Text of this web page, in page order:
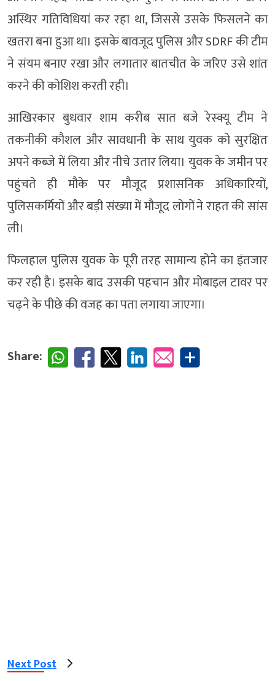
अस्थिर गतिविधियां कर रहा था, जिससे उसके फिसलने का
खतरा बना हुआ था। इसके बावजूद पुलिस और SDRF की टीम
ने संयम बनाए रखा और लगातार बातचीत के जरिए उसे शांत
करने की कोशिश करती रही।
आखिरकार बुधवार शाम करीब सात बजे रेस्क्यू टीम ने
तकनीकी कौशल और सावधानी के साथ युवक को सुरक्षित
अपने कब्जे में लिया और नीचे उतार लिया। युवक के जमीन पर
पहुंचते ही मौके पर मौजूद प्रशासनिक अधिकारियों,
पुलिसकर्मियों और बड़ी संख्या में मौजूद लोगों ने राहत की सांस
ली।
फिलहाल पुलिस युवक के पूरी तरह सामान्य होने का इंतजार
कर रही है। इसके बाद उसकी पहचान और मोबाइल टावर पर
चढ़ने के पीछे की वजह का पता लगाया जाएगा।
Share:
Next Post